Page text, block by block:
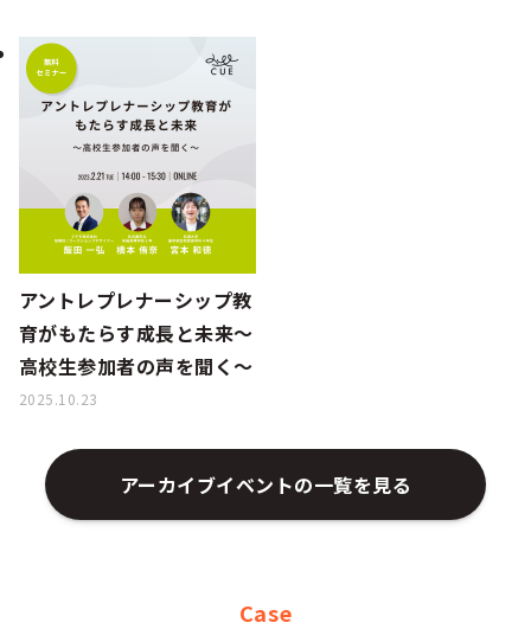
アントレプレナーシップ教
育がもたらす成長と未来～
高校生参加者の声を聞く～
2025.10.23
アーカイブイベントの一覧を見る
Case